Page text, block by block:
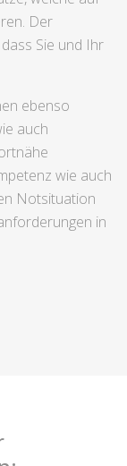
Der
Sie und Ihr
ebenso
auch
wie auch
Notsituation
in